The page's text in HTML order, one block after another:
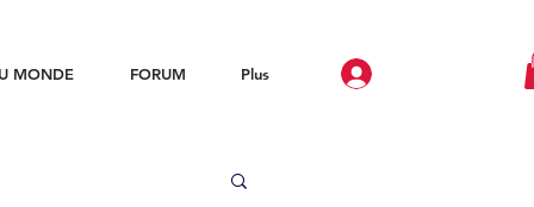
MONDE FORUM Plus